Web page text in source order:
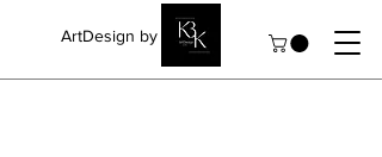
ArtDesign by KBK